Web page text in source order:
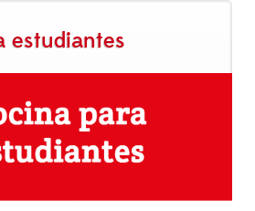
estudiantes